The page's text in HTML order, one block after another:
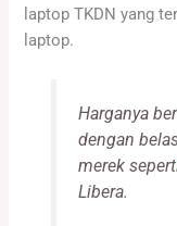
laptop TKDN yang
laptop.
Harganya
dengan
merek
Libera.